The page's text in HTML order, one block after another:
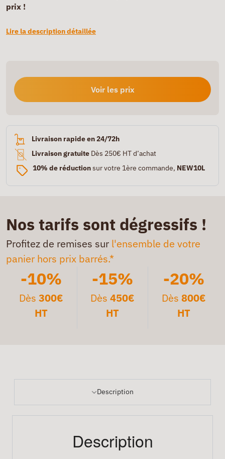
prix !
Lire la description détaillée
Voir les prix
Livraison rapide en 24/72h
Livraison gratuite Dès 250€ HT d’achat
10% de réductionsur votre 1ère commande, NEW10L
Nos tarifs sont dégressifs !
Profitez de remises sur l'ensemble de votre
panier hors prix barrés.*
-10%
Dès300€
HT
-15%
Dès 450€
HT
-20%
Dès 800€
HT
Description
Description